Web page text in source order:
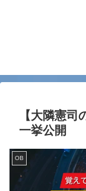
【大隣憲
一挙公開
OB